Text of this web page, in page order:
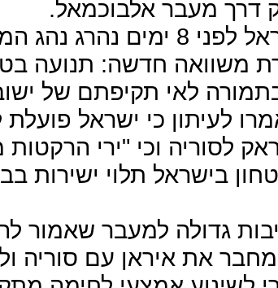
דרך מעבר אלבוכמאל.
נהג המשאית.
משוואה חדשה: תנועה
לאי תקיפתם של
לעיתון כי ישראל
לסוריה וכי "ירי הרקטות
בישראל תלוי ישירות
גדולה למעבר שאמור
את איראן עם סוריה